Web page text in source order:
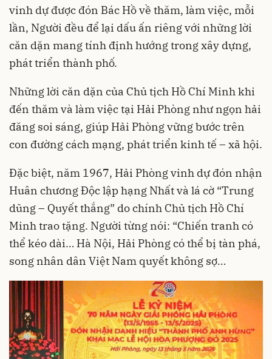
vinh dự được đón Bác Hồ về thăm, làm việc, mỗi
lần, Người đều để lại dấu ấn riêng với những lời
căn dặn mang tính định hướng trong xây dựng,
phát triển thành phố.
Những lời căn dặn của Chủ tịch Hồ Chí Minh khi
đến thăm và làm việc tại Hải Phòng như ngọn hải
đăng soi sáng, giúp Hải Phòng vững bước trên
con đường cách mạng, phát triển kinh tế – xã hội.
Đặc biệt, năm 1967, Hải Phòng vinh dự đón nhận
Huân chương Độc lập hạng Nhất và lá cờ “Trung
dũng – Quyết thắng” do chính Chủ tịch Hồ Chí
Minh trao tặng. Người từng nói: “Chiến tranh có
thể kéo dài… Hà Nội, Hải Phòng có thể bị tàn phá,
song nhân dân Việt Nam quyết không sợ…